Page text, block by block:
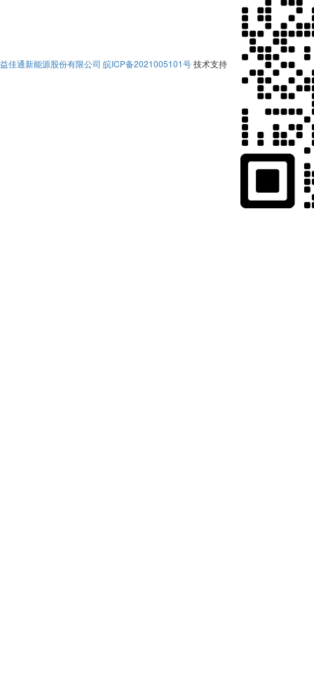
益佳通新能源股份有限公司 皖ICP备2021005101号技术支持